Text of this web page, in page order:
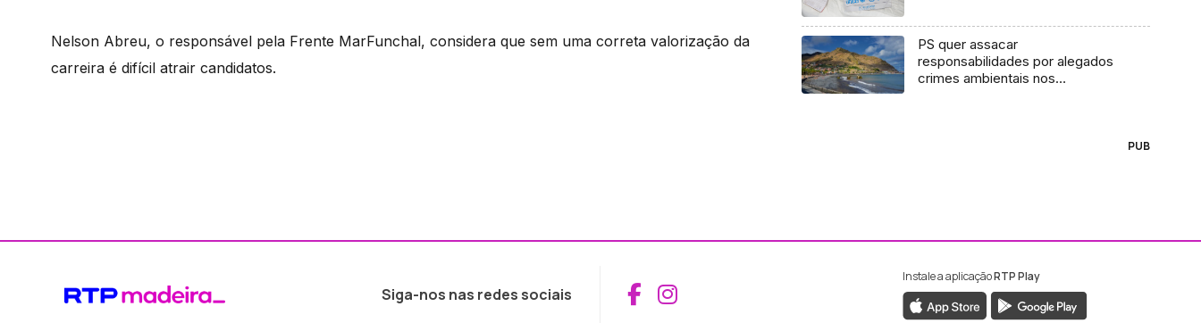
Nelson Abreu, o responsável pela Frente MarFunchal, considera que sem uma correta valorização da
carreira é difícil atrair candidatos.
PS quer assacar
responsabilidades por alegados
crimes ambientais nos
PUB
Siga-nos nas redes sociais Aceder ao Facebook da RTP Madeira
Aceder ao Instagram da RTP Madeira
Instale a aplicaçãoRTP Play